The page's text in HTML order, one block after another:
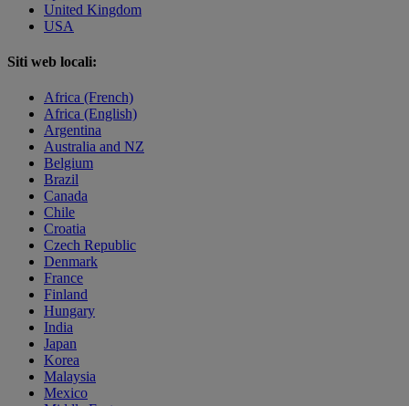
United Kingdom
USA
Siti web locali:
Africa (French)
Africa (English)
Argentina
Australia and NZ
Belgium
Brazil
Canada
Chile
Croatia
Czech Republic
Denmark
France
Finland
Hungary
India
Japan
Korea
Malaysia
Mexico